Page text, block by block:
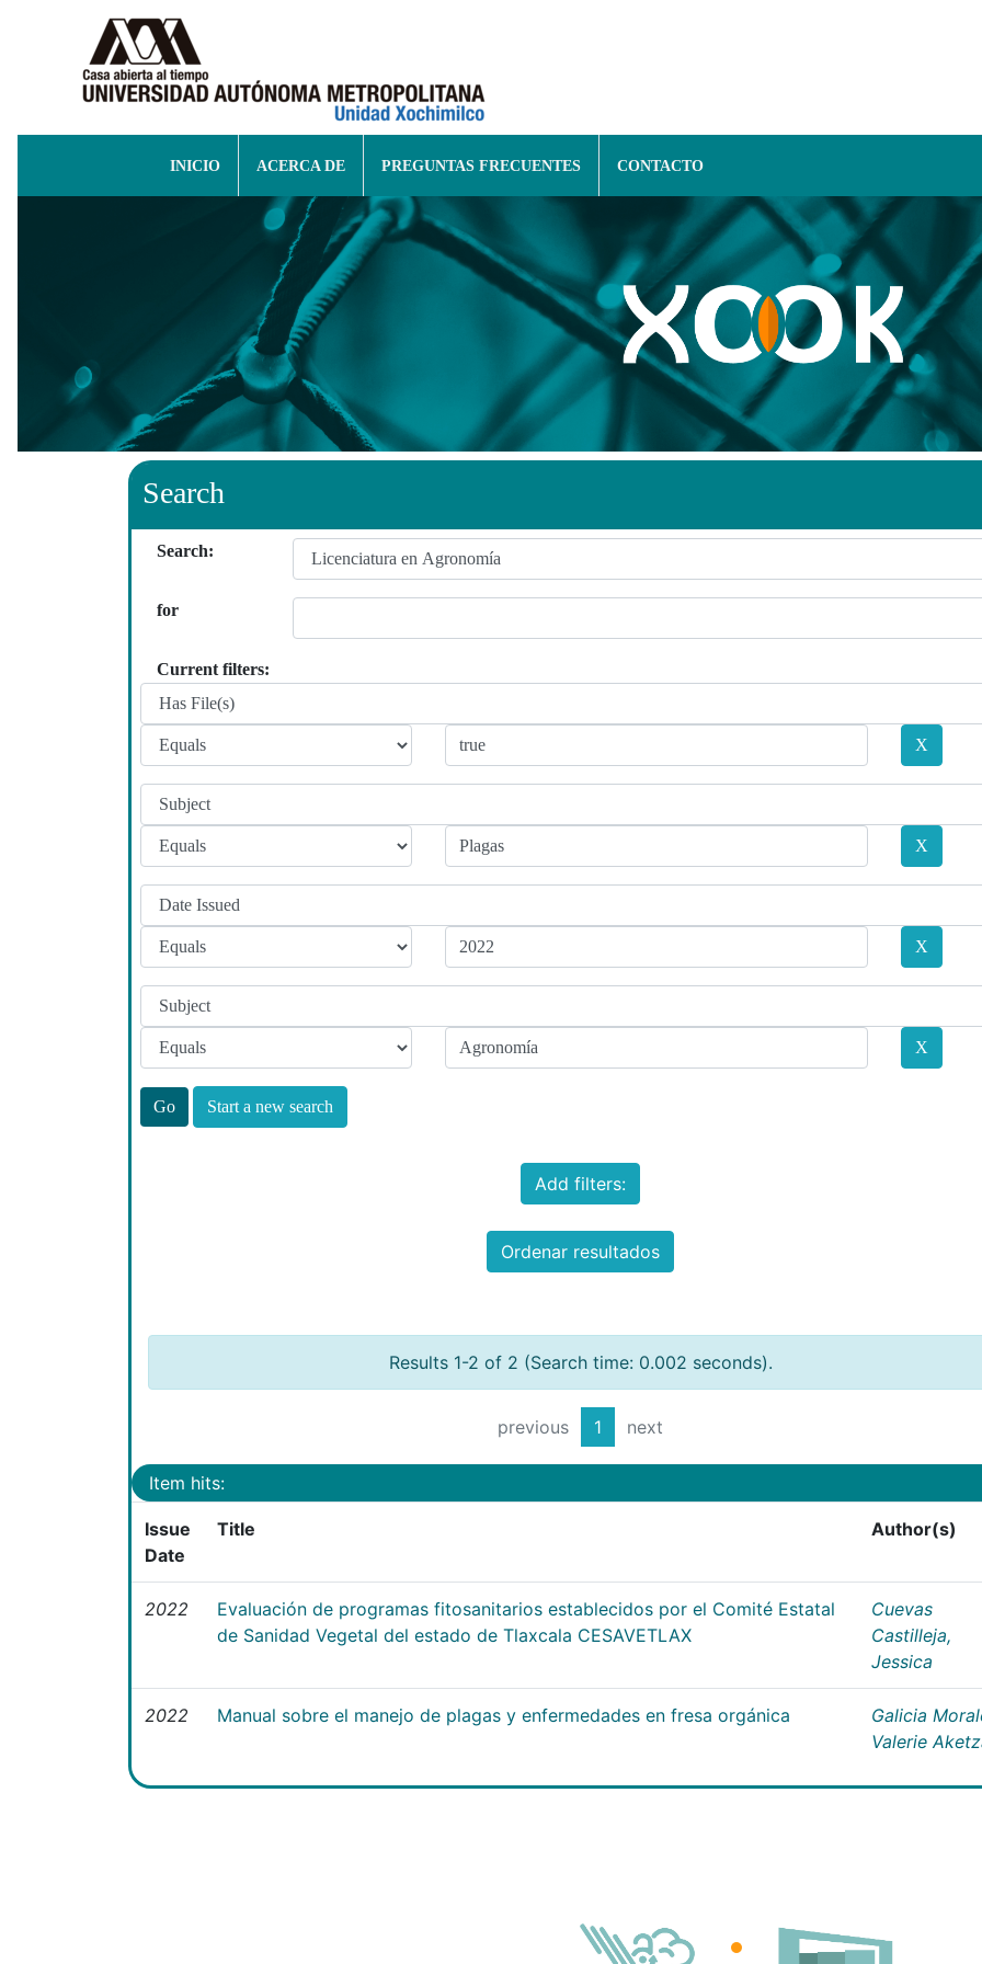
INICIO ACERCA DE PREGUNTAS FRECUENTES CONTACTO
Search
Search:
for
Current filters:
Start a new search
Add filters:
Ordenar resultados
Results 1-2 of 2 (Search time: 0.002 seconds).
previous 1 next
Item hits:
Issue
Date
Title Author(s)
2022
Evaluación de programas fitosanitarios establecidos por el Comité Estatal
de Sanidad Vegetal del estado de Tlaxcala CESAVETLAX
Cuevas
Castilleja,
Jessica
2022 Manual sobre el manejo de plagas y enfermedades en fresa orgánica
Galicia
Valerie